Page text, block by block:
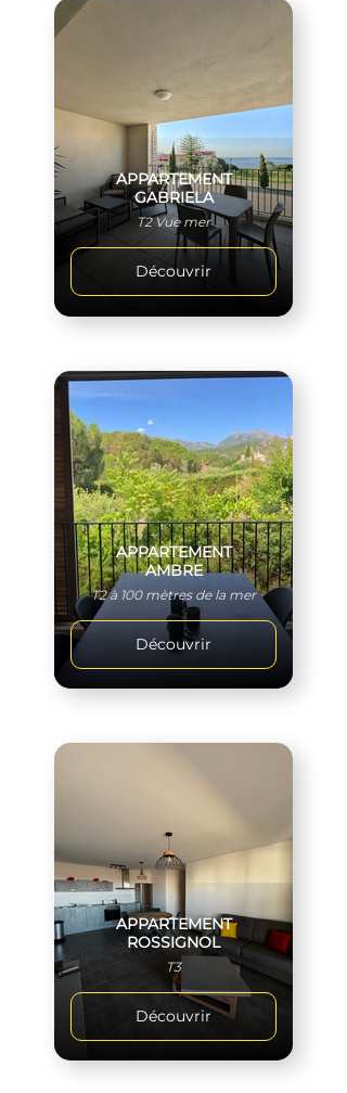
APPARTEMENT
GABRIELA
T2 Vue mer
Découvrir
APPARTEMENT
AMBRE
T2 à 100 mètres de la mer
Découvrir
APPARTEMENT
ROSSIGNOL
T3
Découvrir